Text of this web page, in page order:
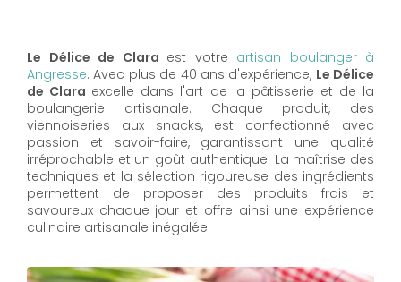
Le Délice de Clara est votre artisan boulanger à
Angresse. Avec plus de 40 ans d'expérience, Le Délice
de Clara excelle dans l'art de la pâtisserie et de la
boulangerie artisanale. Chaque produit, des
viennoiseries aux snacks, est confectionné avec
passion et savoir-faire, garantissant une qualité
irréprochable et un goût authentique. La maîtrise des
techniques et la sélection rigoureuse des ingrédients
permettent de proposer des produits frais et
savoureux chaque jour et offre ainsi une expérience
culinaire artisanale inégalée.